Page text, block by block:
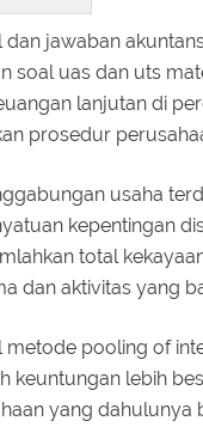
dan jawaban
soal uas dan uts
lanjutan di
prosedur
usaha
kepentingan
total
dan aktivitas yang
metode pooling of
keuntungan lebih
yang dahulunya